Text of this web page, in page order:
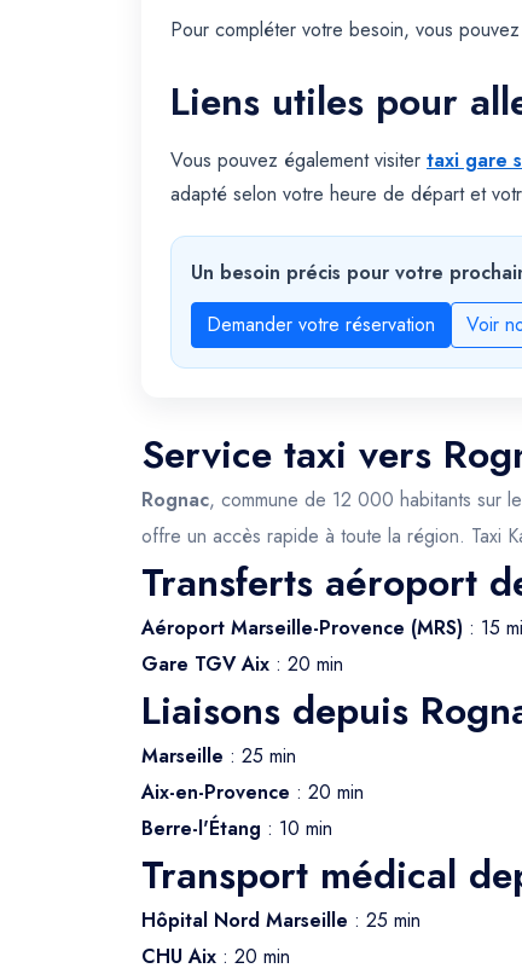
Pour compléter votre besoin, vous
Liens utiles pour
Vous pouvez également visiter taxi gare
adapté selon votre heure de départ et
Un besoin précis pour votre
Demander votre réservation
Voir
Service taxi vers
Rognac, commune de 12 000 habitants sur
offre un accès rapide à toute la région. Taxi
Transferts aéroport
Aéroport Marseille-Provence (MRS) : 15
Gare TGV Aix : 20 min
Liaisons depuis
Marseille : 25 min
Aix-en-Provence : 20 min
Berre-l'Étang : 10 min
Transport médical
Hôpital Nord Marseille : 25 min
CHU Aix : 20 min